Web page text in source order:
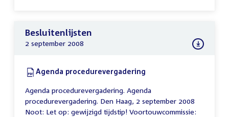
Besluitenlijsten
2 september 2008
Download:
Agenda procedurevergadering
Agenda procedurevergadering. Agenda
procedurevergadering. Den Haag, 2 september 2008
Noot: Let op: gewijzigd tijdstip! Voortouwcommissie: